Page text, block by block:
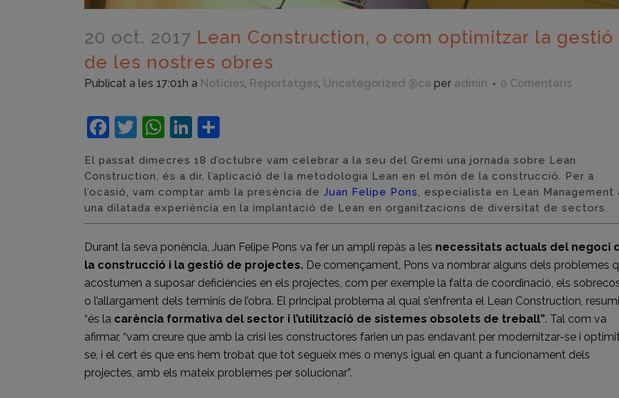
20 oct. 2017 Lean Construction, o com optimitzar la gestió
de les nostres obres
Publicat a les 17:01h a Notícies, Reportatges, Uncategorized @ca per admin 0 Comentaris
Facebook
Twitter
WhatsApp
LinkedIn
El passat dimecres 18 d’octubre vam celebrar a la seu del Gremi una jornada sobre Lean
Construction, és a dir, l’aplicació de la metodologia Lean en el món de la construcció. Per a
l’ocasió, vam comptar amb la presència de Juan Felipe Pons, especialista en Lean Management
una dilatada experiència en la implantació de Lean en organitzacions de diversitat de sectors.
Durant la seva ponència, Juan Felipe Pons va fer un ampli repàs a les necessitats actuals del negoci
la construcció i la gestió de projectes. De començament, Pons va nombrar alguns dels problemes
acostumen a suposar deficiències en els projectes, com per exemple la falta de coordinació, els
o l’allargament dels terminis de l’obra. El principal problema al qual s’enfrenta el Lean Construction,
“és la carència formativa del sector i l’utilització de sistemes obsolets de treball”. Tal com va
afirmar, “vam creure que amb la crisi les constructores farien un pas endavant per modernitzar-se i
se, i el cert és que ens hem trobat que tot segueix més o menys igual en quant a funcionament dels
projectes, amb els mateix problemes per solucionar”.